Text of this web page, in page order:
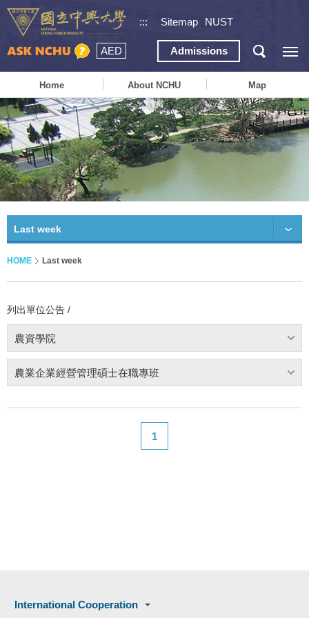
::: Sitemap NUST
AED Admissions
Home About NCHU Map
Last week
HOME Last week
列出單位公告 /
農資學院
農業企業經營管理碩士在職專班
1
International Cooperation